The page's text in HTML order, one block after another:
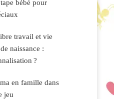
bébé pour
travail et vie
naissance :
?
en famille dans
jeu